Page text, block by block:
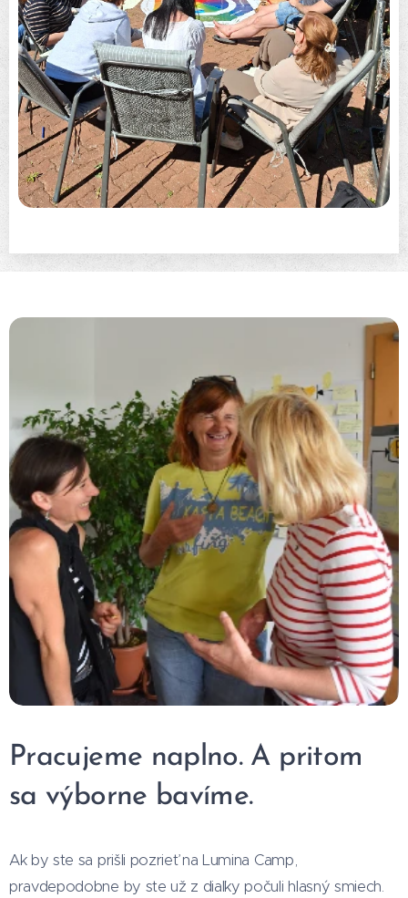
Pracujeme naplno. A pritom
sa výborne bavíme.
Ak by ste sa prišli pozrieť na Lumina Camp,
pravdepodobne by ste už z diaľky počuli hlasný smiech.